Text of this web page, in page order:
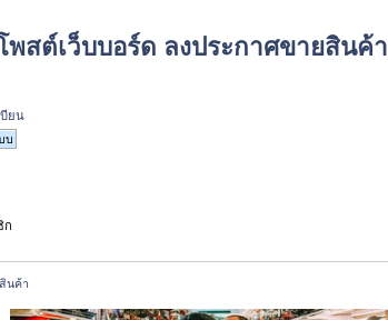
พสต์เว็บบอร์ด ลงประกาศขายสินค้า
บียน
ก
นค้า